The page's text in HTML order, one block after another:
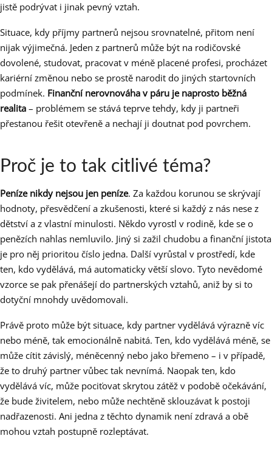
jistě podrývat i jinak pevný vztah.
Situace, kdy příjmy partnerů nejsou srovnatelné, přitom není
nijak výjimečná. Jeden z partnerů může být na rodičovské
dovolené, studovat, pracovat v méně placené profesi, procházet
kariérní změnou nebo se prostě narodit do jiných startovních
podmínek. Finanční nerovnováha v páru je naprosto běžná
realita – problémem se stává teprve tehdy, kdy ji partneři
přestanou řešit otevřeně a nechají ji doutnat pod povrchem.
Proč je to tak citlivé téma?
Peníze nikdy nejsou jen peníze. Za každou korunou se skrývají
hodnoty, přesvědčení a zkušenosti, které si každý z nás nese z
dětství a z vlastní minulosti. Někdo vyrostl v rodině, kde se o
penězích nahlas nemluvilo. Jiný si zažil chudobu a finanční jistota
je pro něj prioritou číslo jedna. Další vyrůstal v prostředí, kde
ten, kdo vydělává, má automaticky větší slovo. Tyto nevědomé
vzorce se pak přenášejí do partnerských vztahů, aniž by si to
dotyční mnohdy uvědomovali.
Právě proto může být situace, kdy partner vydělává výrazně víc
nebo méně, tak emocionálně nabitá. Ten, kdo vydělává méně, se
může cítit závislý, méněcenný nebo jako břemeno – i v případě,
že to druhý partner vůbec tak nevnímá. Naopak ten, kdo
vydělává víc, může pociťovat skrytou zátěž v podobě očekávání,
že bude živitelem, nebo může nechtěně sklouzávat k postoji
nadřazenosti. Ani jedna z těchto dynamik není zdravá a obě
mohou vztah postupně rozleptávat.